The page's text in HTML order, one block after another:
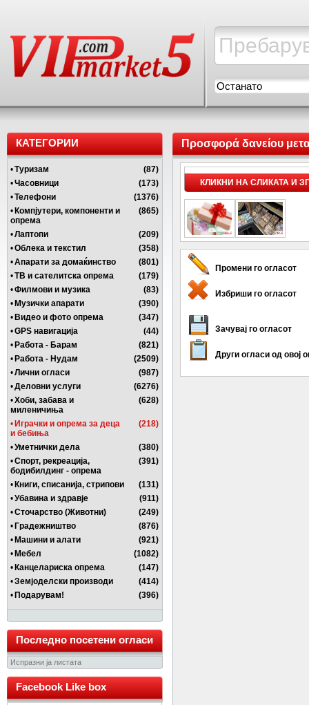
Останато
КАТЕГОРИИ
•Туризам
(87)
•Часовници
(173)
•Телефони
(1376)
• Компјутери, компоненти и
опрема
(865)
•Лаптопи
(209)
•Облека и текстил
(358)
•Апарати за домаќинство
(801)
•ТВ и сателитска опрема
(179)
•Филмови и музика
(83)
• Музички апарати
(390)
• Видео и фото опрема
(347)
•GPS навигација
(44)
• Работа - Барам
(821)
• Работа - Нудам
(2509)
•Лични огласи
(987)
•Деловни услуги
(6276)
•Хоби, забава и
миленичиња
(628)
• Играчки и опрема за деца
и бебиња
(218)
•Уметнички дела
(380)
•Спорт, рекреација,
бодибилдинг - опрема
(391)
• Книги, списанија, стрипови
(131)
•Убавина и здравје
(911)
•Сточарство (Животни)
(249)
• Градежништво
(876)
• Машини и алати
(921)
• Мебел
(1082)
• Канцелариска опрема
(147)
•Земјоделски производи
(414)
• Подарувам! (396)
Последно посетени огласи
Испразни ја листата
Facebook Like box
Προσφορά δανείου
КЛИКНИ НА СЛИКАТА И
Промени го огласот
Избриши го огласот
Зачувај го огласот
Други огласи од овој